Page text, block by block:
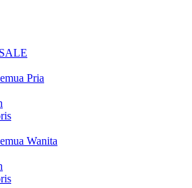
Pria
Wanita